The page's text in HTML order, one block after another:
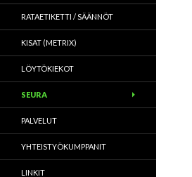
RATAETIKETTI / SÄÄNNÖT
KISAT (METRIX)
LÖYTÖKIEKOT
SEURA
PALVELUT
YHTEISTYÖKUMPPANIT
LINKIT